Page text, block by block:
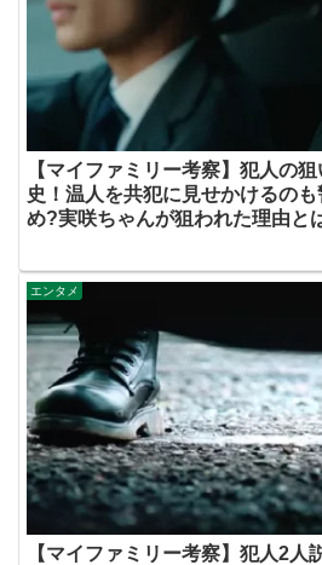
【マイファミリー考察】犯人の
史！温人を共犯に見せかけるの
め?実咲ちゃんが狙われた理由と
あらすじ伏線まとめ】
エンタメ
【マイファミリー考察】犯人2人